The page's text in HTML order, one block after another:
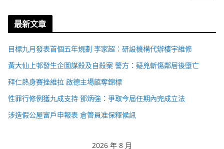
最新文章
目標九月發表首個五年規劃 李家超：研設機構代辦樓宇維修
黃大仙上邨發生企圖謀殺及自殺案 警方：疑兇斬傷鄰居後墮亡
拜仁熱身賽挫維拉 啟德主場館奪錦標
性罪行修例獲九成支持 鄧炳強：爭取今屆任期內完成立法
涉造假公屋富戶申報表 倉管員准保釋候訊
2026 年 8 月